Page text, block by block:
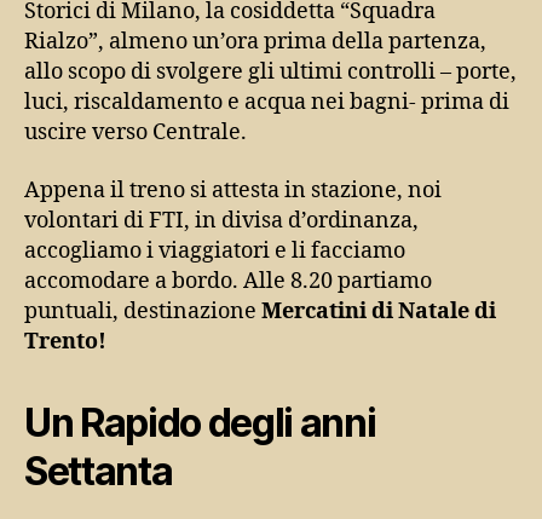
Storici di Milano, la cosiddetta “Squadra
Rialzo”, almeno un’ora prima della partenza,
allo scopo di svolgere gli ultimi controlli – porte,
luci, riscaldamento e acqua nei bagni- prima di
uscire verso Centrale.
Appena il treno si attesta in stazione, noi
volontari di FTI, in divisa d’ordinanza,
accogliamo i viaggiatori e li facciamo
accomodare a bordo. Alle 8.20 partiamo
puntuali, destinazione Mercatini di Natale di
Trento!
Un Rapido degli anni
Settanta